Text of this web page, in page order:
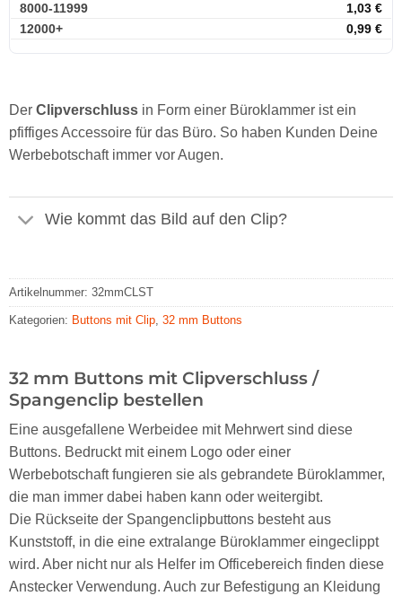
8000-11999
1,03 €
12000+
0,99 €
Der Clipverschlussin Form einer Büroklammer ist ein
pfiffiges Accessoire für das Büro. So haben Kunden Deine
Werbebotschaft immer vor Augen.
Wie kommt das Bild auf den Clip?
Artikelnummer: 32mmCLST
Kategorien: Buttons mit Clip, 32 mm Buttons
32 mm Buttons mit Clipverschluss /
Spangenclip bestellen
Eine ausgefallene Werbeidee mit Mehrwert sind diese
Buttons. Bedruckt mit einem Logo oder einer
Werbebotschaft fungieren sie als gebrandete Büroklammer,
die man immer dabei haben kann oder weitergibt.
Die Rückseite der Spangenclipbuttons besteht aus
Kunststoff, in die eine extralange Büroklammer eingeclippt
wird. Aber nicht nur als Helfer im Officebereich finden diese
Anstecker Verwendung. Auch zur Befestigung an Kleidung